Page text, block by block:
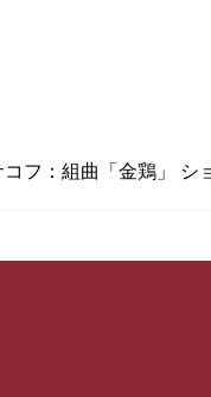
フ：組曲「金鶏」 シ